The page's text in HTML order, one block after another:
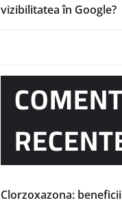
vizibilitatea în Google?
Clorzoxazona: